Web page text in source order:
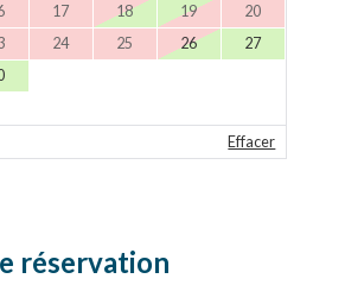
17 18 19
20
24 25 26
27
Effacer
réservation